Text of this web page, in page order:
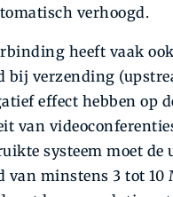
verhoogd.
heeft vaak
bij verzending
effect hebben op
van
systeem moet de
van minstens 3 tot 10